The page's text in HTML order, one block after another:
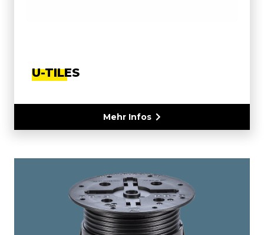
U-TILES
Mehr Infos